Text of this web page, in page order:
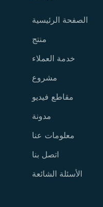
الصفحة الرئيسية
منتج
خدمة العملاء
مشروع
مقاطع فيديو
مدونة
معلومات عنا
اتصل بنا
الأسئلة الشائعة